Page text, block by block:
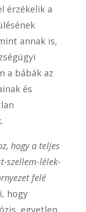
érzékelik a
annak is,
a bábák az
és
hogy a teljes
szellem-lélek-
felé
hogy